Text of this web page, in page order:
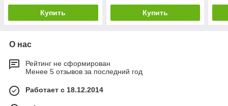
Купить Купить
О нас
Рейтинг не сформирован
Менее 5 отзывов за последний год
Работает с 18.12.2014